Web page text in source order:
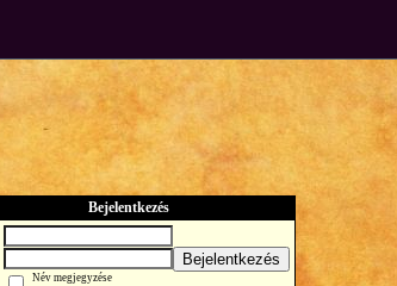
Bejelentkezés
Bejelentkezés
Név megjegyzése